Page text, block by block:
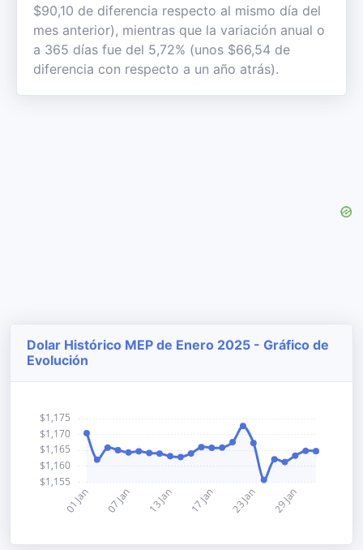
$90,10 de diferencia respecto al mismo día del
mes anterior), mientras que la variación anual o
a 365 días fue del 5,72% (unos $66,54 de
diferencia con respecto a un año atrás).
Dolar Histórico MEP de Enero 2025 - Gráfico de
Evolución